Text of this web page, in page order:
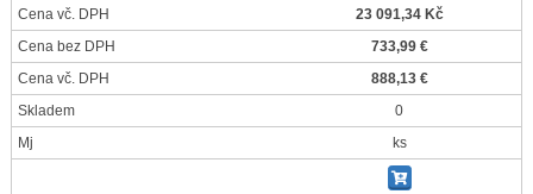
Cena vč. DPH
23 091,34 Kč
Cena bez DPH
733,99 €
Cena vč. DPH
888,13 €
Skladem
0
Mj
ks